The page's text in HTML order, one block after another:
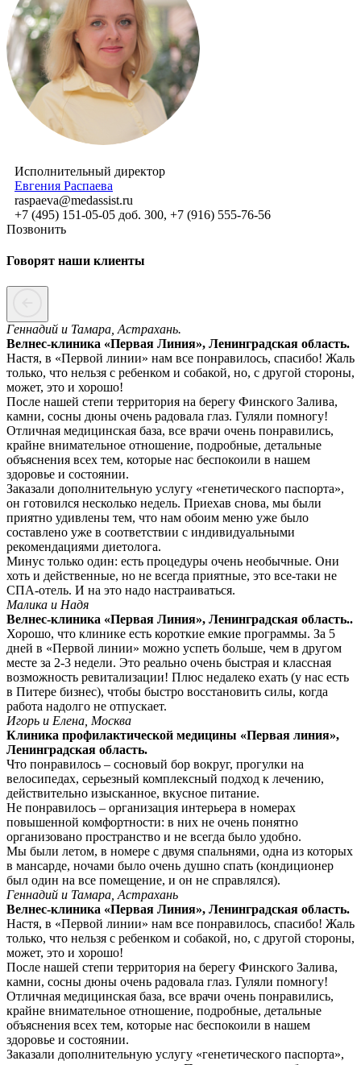
Исполнительный директор
Евгения Распаева
raspaeva@medassist.ru
+7 (495) 151-05-05 доб. 300, +7 (916) 555-76-56
Позвонить
Говорят наши клиенты
Геннадий и Тамара, Астрахань.
Велнес-клиника «Первая Линия», Ленинградская область.
Настя, в «Первой линии» нам все понравилось, спасибо! Жаль
только, что нельзя с ребенком и собакой, но, с другой стороны,
может, это и хорошо!
После нашей степи территория на берегу Финского Залива,
камни, сосны дюны очень радовала глаз. Гуляли помногу!
Отличная медицинская база, все врачи очень понравились,
крайне внимательное отношение, подробные, детальные
объяснения всех тем, которые нас беспокоили в нашем
здоровье и состоянии.
Заказали дополнительную услугу «генетического паспорта»,
он готовился несколько недель. Приехав снова, мы были
приятно удивлены тем, что нам обоим меню уже было
составлено уже в соответствии с индивидуальными
рекомендациями диетолога.
Минус только один: есть процедуры очень необычные. Они
хоть и действенные, но не всегда приятные, это все-таки не
СПА-отель. И на это надо настраиваться.
Малика и Надя
Велнес-клиника «Первая Линия», Ленинградская область..
Хорошо, что клинике есть короткие емкие программы. За 5
дней в «Первой линии» можно успеть больше, чем в другом
месте за 2-3 недели. Это реально очень быстрая и классная
возможность ревитализации! Плюс недалеко ехать (у нас есть
в Питере бизнес), чтобы быстро восстановить силы, когда
работа надолго не отпускает.
Игорь и Елена, Москва
Клиника профилактической медицины «Первая линия»,
Ленинградская область.
Что понравилось – сосновый бор вокруг, прогулки на
велосипедах, серьезный комплексный подход к лечению,
действительно изысканное, вкусное питание.
Не понравилось – организация интерьера в номерах
повышенной комфортности: в них не очень понятно
организовано пространство и не всегда было удобно.
Мы были летом, в номере с двумя спальнями, одна из которых
в мансарде, ночами было очень душно спать (кондиционер
был один на все помещение, и он не справлялся).
Геннадий и Тамара, Астрахань
Велнес-клиника «Первая Линия», Ленинградская область.
Настя, в «Первой линии» нам все понравилось, спасибо! Жаль
только, что нельзя с ребенком и собакой, но, с другой стороны,
может, это и хорошо!
После нашей степи территория на берегу Финского Залива,
камни, сосны дюны очень радовала глаз. Гуляли помногу!
Отличная медицинская база, все врачи очень понравились,
крайне внимательное отношение, подробные, детальные
объяснения всех тем, которые нас беспокоили в нашем
здоровье и состоянии.
Заказали дополнительную услугу «генетического паспорта»,